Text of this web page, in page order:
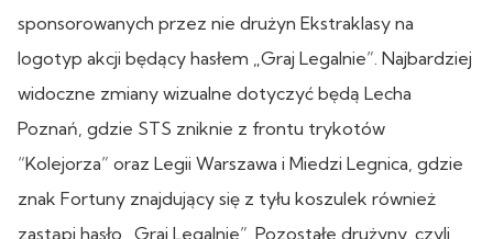
sponsorowanych przez nie drużyn Ekstraklasy na
logotyp akcji będący hasłem „Graj Legalnie”. Najbardziej
widoczne zmiany wizualne dotyczyć będą Lecha
Poznań, gdzie STS zniknie z frontu trykotów
“Kolejorza” oraz Legii Warszawa i Miedzi Legnica, gdzie
znak Fortuny znajdujący się z tyłu koszulek również
zastąpi hasło „Graj Legalnie”. Pozostałe drużyny, czyli